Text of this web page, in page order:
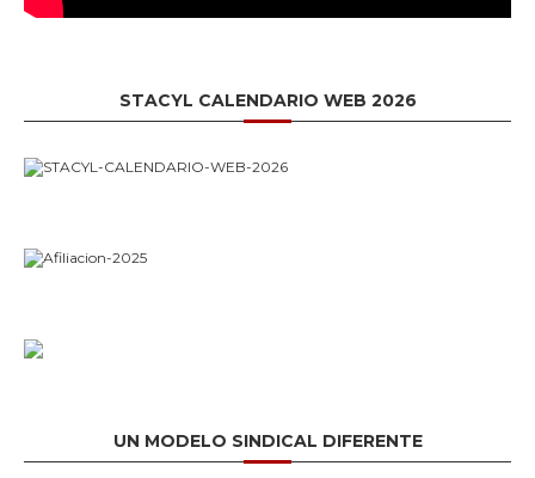
STACYL CALENDARIO WEB 2026
UN MODELO SINDICAL DIFERENTE